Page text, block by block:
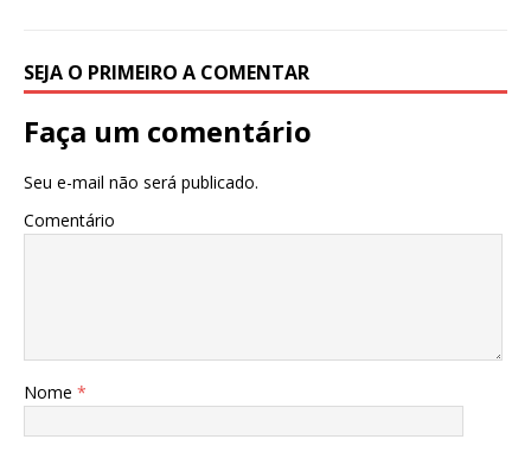
SEJA O PRIMEIRO A COMENTAR
Faça um comentário
Seu e-mail não será publicado.
Comentário
Nome *